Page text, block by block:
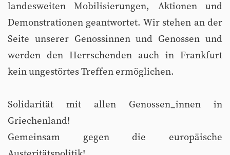
landesweiten Mobilisierungen, Aktionen und
Demonstrationen geantwortet. Wir stehen an der
Seite unserer Genossinnen und Genossen und
werden den Herrschenden auch in Frankfurt
kein ungestörtes Treffen ermöglichen.
Solidarität mit allen Genossen_innen in
Griechenland!
Gemeinsam gegen die europäische